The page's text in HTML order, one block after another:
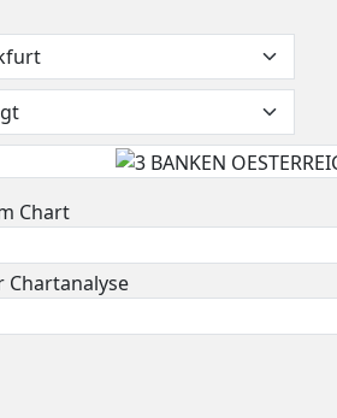
Chart
Chartanalyse